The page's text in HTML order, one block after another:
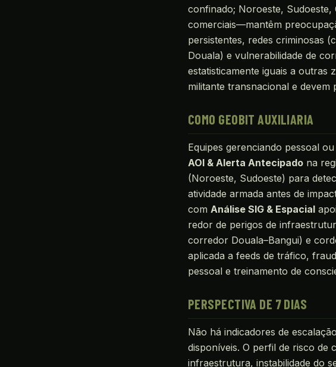
confinado; Noroeste,
comerciais—mantêm
persistentes, redes criminosas
Douala) e vulnerabilidade de
estatisticamente iguais a outras
militante transnacional e
COMO GEOBIT AUXILIARIA
Equipes gerenciando pessoal
AOI & Alerta Antecipado na
(Noroeste, Sudoeste) para
atividade armada antes de
com Análise SIG & Espacial
redor de perigos de
corredor Douala–Bangui) e
aplicada a feeds de tráfico,
pessoal e treinamento de
PERSPECTIVA DE 7 DIAS
Não há indicadores de
disponíveis. O perfil de risco de
infraestrutura, instabilidade do